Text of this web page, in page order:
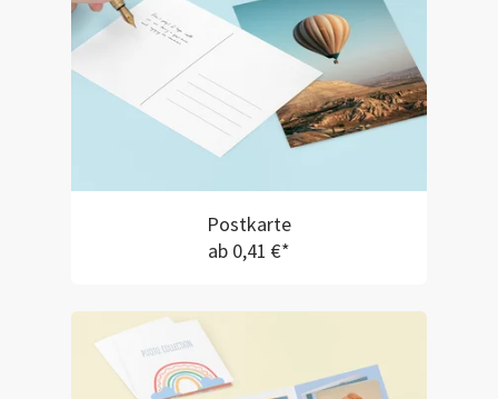
Postkarte
ab 0,41 €*